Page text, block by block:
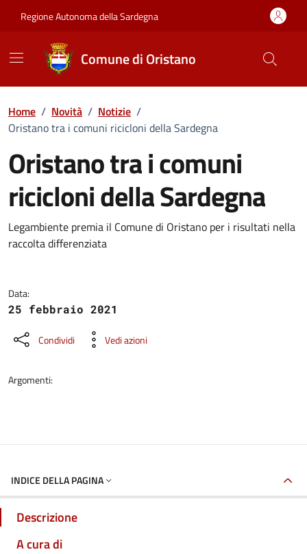
Regione Autonoma della Sardegna
Comune di Oristano
Home / Novità / Notizie /
Oristano tra i comuni ricicloni della Sardegna
Oristano tra i comuni
ricicloni della Sardegna
Dettagli della notizia
Legambiente premia il Comune di Oristano per i risultati nella
raccolta differenziata
Data:
25 febbraio 2021
Condividi Vedi azioni
Argomenti:
INDICE DELLA PAGINA
Descrizione
A cura di